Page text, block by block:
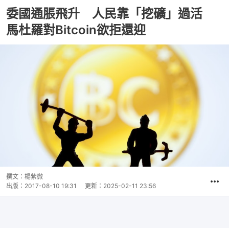
委國通脹飛升 人民靠「挖礦」過活
馬杜羅對Bitcoin欲拒還迎
撰文： 楊紫微
出版： 2017-08-10 19:31 更新： 2025-02-11 23:56